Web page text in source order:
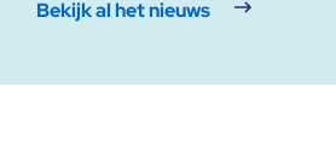
Bekijk al het nieuws